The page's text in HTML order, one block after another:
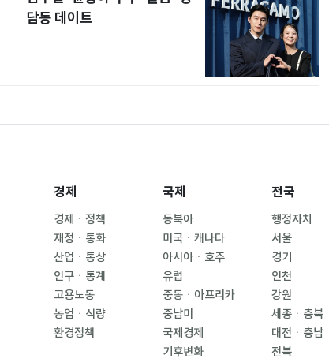
담동 데이트
경제
경제ㆍ정책
재정ㆍ통화
산업ㆍ통상
인구ㆍ통계
고용노동
농업ㆍ식량
환경정책
국제
동북아
미국ㆍ캐나다
아시아ㆍ호주
유럽
중동ㆍ아프리카
중남미
국제경제
기후변화
전국
행정자치
서울
경기
인천
강원
세종ㆍ충북
대전ㆍ충남
전북